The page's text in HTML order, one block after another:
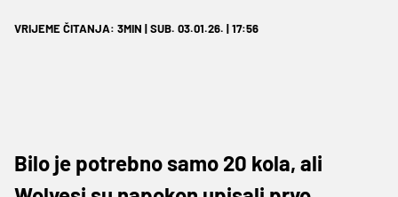
VRIJEME ČITANJA: 3MIN | SUB. 03.01.26. | 17:56
Bilo je potrebno samo 20 kola, ali